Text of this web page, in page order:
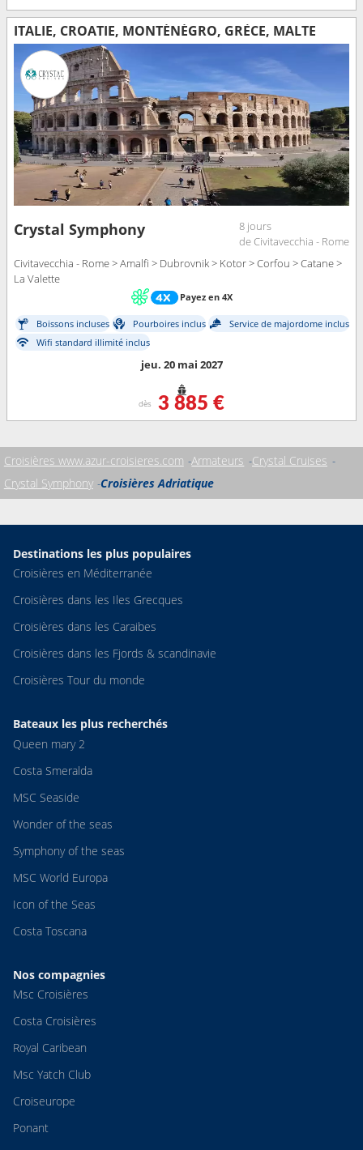
ITALIE, CROATIE, MONTÉNÉGRO, GRÈCE, MALTE
Crystal Symphony
8 jours
de Civitavecchia - Rome
Civitavecchia - Rome > Amalfi > Dubrovnik > Kotor > Corfou > Catane >
La Valette
Payez en 4X
Boissons incluses Pourboires inclus
Service de majordome inclus
Wifi standard illimité inclus
jeu. 20 mai 2027
dès 3 885 €
Croisières www.azur-croisieres.com Armateurs Crystal Cruises
Crystal Symphony Croisières Adriatique
Destinations les plus populaires
Croisières en Méditerranée
Croisières dans les Iles Grecques
Croisières dans les Caraibes
Croisières dans les Fjords & scandinavie
Croisières Tour du monde
Bateaux les plus recherchés
Queen mary 2
Costa Smeralda
MSC Seaside
Wonder of the seas
Symphony of the seas
MSC World Europa
Icon of the Seas
Costa Toscana
Nos compagnies
Msc Croisières
Costa Croisières
Royal Caribean
Msc Yatch Club
Croiseurope
Ponant